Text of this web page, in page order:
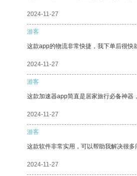
2024-11-27
游客
这款app的物流非常快捷，我下单后很快
2024-11-27
游客
这款加速器app简直是居家旅行必备神器
2024-11-27
游客
这款软件非常实用，可以帮助我解决很多
2024-11-27